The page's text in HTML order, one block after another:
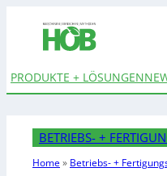
PRODUKTE + LÖSUNGEN
BETRIEBS- +
Home» Betriebs- +